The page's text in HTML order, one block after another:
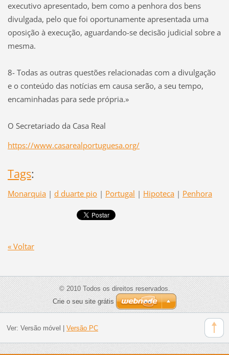
executivo apresentado, bem como a penhora dos bens
divulgada, pelo que foi oportunamente apresentada uma
oposição à execução, aguardando-se decisão judicial sobre a
mesma.
8- Todas as outras questões relacionadas com a divulgação
e o conteúdo das notícias em causa serão, a seu tempo,
encaminhadas para sede própria.»
O Secretariado da Casa Real
https://www.casarealportuguesa.org/
Tags:
Monarquia | d duarte pio | Portugal | Hipoteca | Penhora
« Voltar
© 2010 Todos os direitos reservados.
Crie o seu site grátis
Ver: Versão móvel Versão PC